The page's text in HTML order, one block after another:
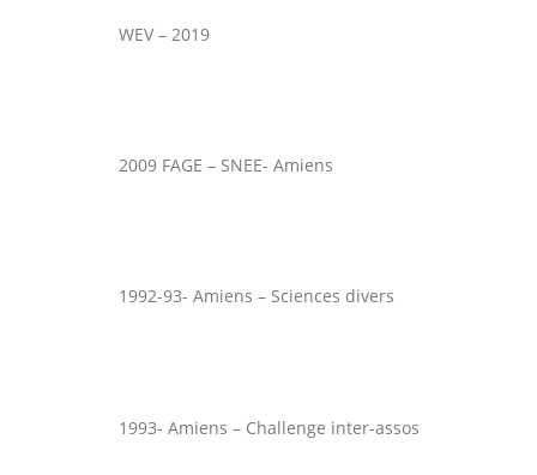
WEV – 2019
2009 FAGE – SNEE- Amiens
1992-93- Amiens – Sciences divers
1993- Amiens – Challenge inter-assos